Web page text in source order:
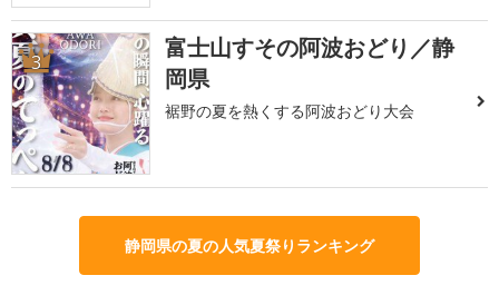
3
富士山すその阿波おどり／静
岡県
裾野の夏を熱くする阿波おどり大会
静岡県の夏の人気夏祭りランキング